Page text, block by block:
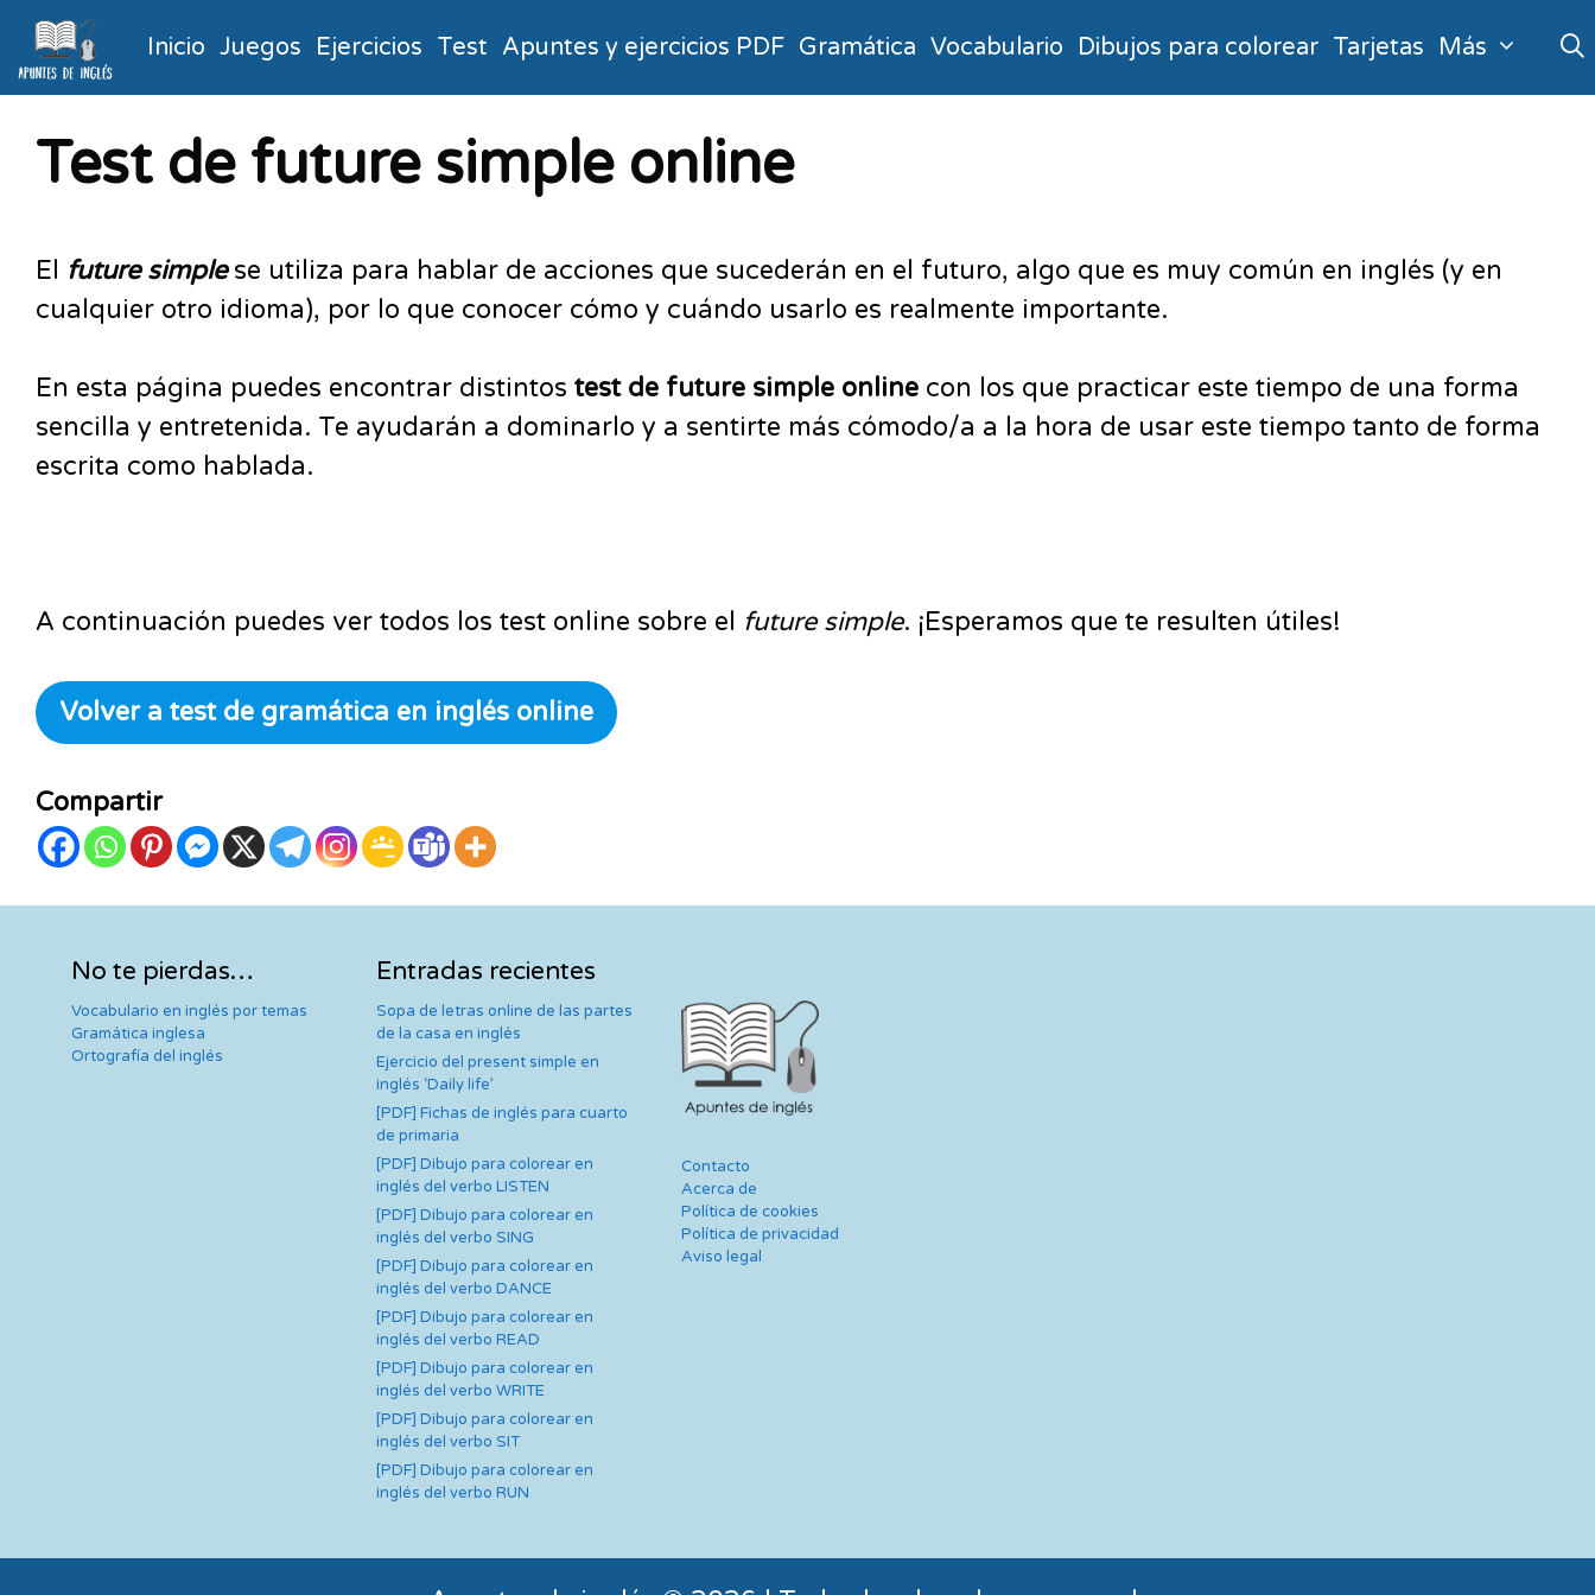
Inicio Juegos Ejercicios Test Apuntes y ejercicios PDF Gramática Vocabulario Dibujos para colorear Tarjetas Más
Test de future simple online
El future simplese utiliza para hablar de acciones que sucederán en el futuro, algo que es muy común en inglés (y en
cualquier otro idioma), por lo que conocer cómo y cuándo usarlo es realmente importante.
En esta página puedes encontrar distintos test de future simple online con los que practicar este tiempo de una forma
sencilla y entretenida. Te ayudarán a dominarlo y a sentirte más cómodo/a a la hora de usar este tiempo tanto de forma
escrita como hablada.
A continuación puedes ver todos los test online sobre el future simple. ¡Esperamos que te resulten útiles!
Volver a test de gramática en inglés online
Compartir
No te pierdas…
Vocabulario en inglés por temas
Gramática inglesa
Ortografía del inglés
Entradas recientes
Sopa de letras online de las partes
de la casa en inglés
Ejercicio del present simple en
inglés ‘Daily life’
[PDF] Fichas de inglés para cuarto
de primaria
[PDF] Dibujo para colorear en
inglés del verbo LISTEN
[PDF] Dibujo para colorear en
inglés del verbo SING
[PDF] Dibujo para colorear en
inglés del verbo DANCE
[PDF] Dibujo para colorear en
inglés del verbo READ
[PDF] Dibujo para colorear en
inglés del verbo WRITE
[PDF] Dibujo para colorear en
inglés del verbo SIT
[PDF] Dibujo para colorear en
inglés del verbo RUN
Contacto
Acerca de
Política de cookies
Política de privacidad
Aviso legal